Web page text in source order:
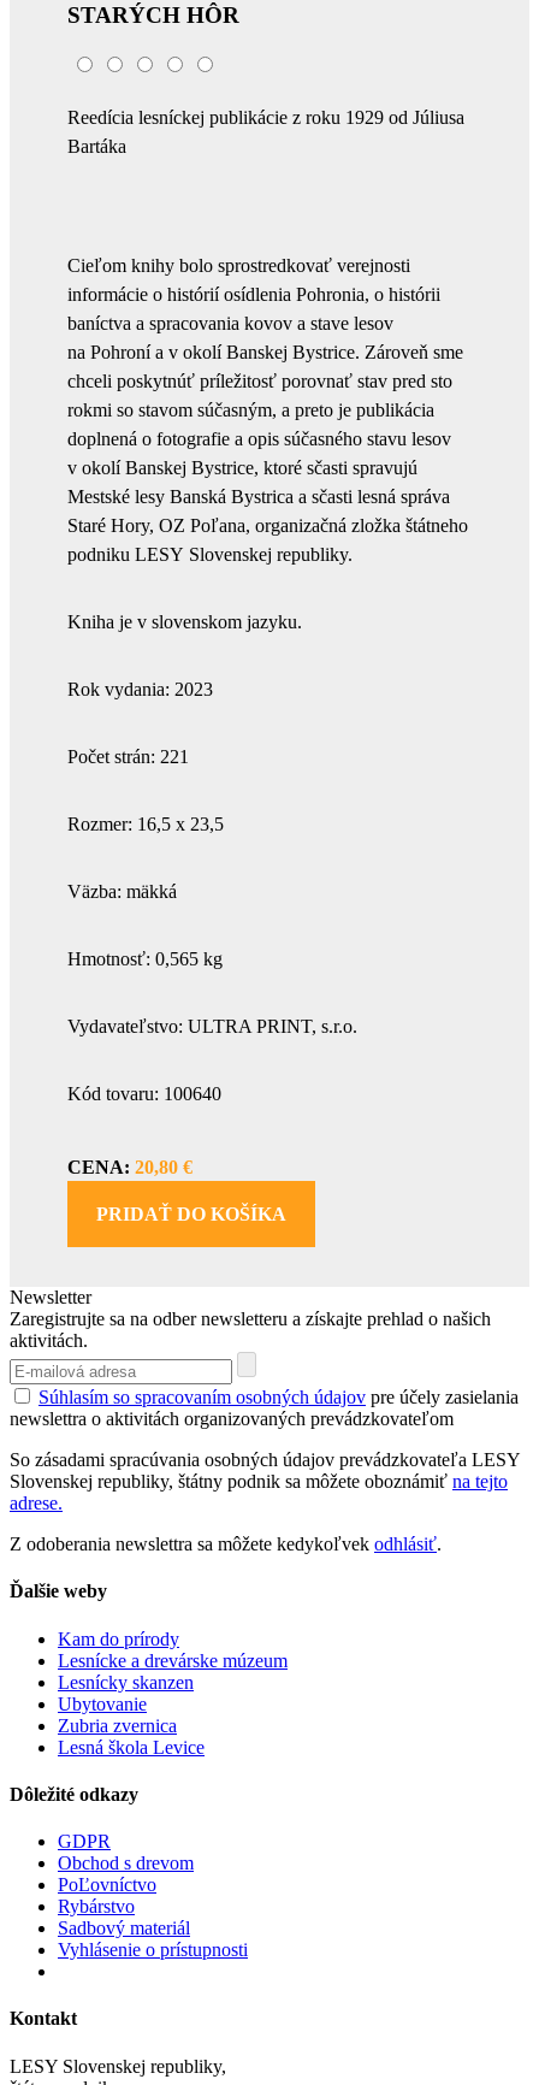
STARÝCH HÔR
Reedícia lesníckej publikácie z roku 1929 od Júliusa
Bartáka
Cieľom knihy bolo sprostredkovať verejnosti
informácie o histórií osídlenia Pohronia, o histórii
baníctva a spracovania kovov a stave lesov
na Pohroní a v okolí Banskej Bystrice. Zároveň sme
chceli poskytnúť príležitosť porovnať stav pred sto
rokmi so stavom súčasným, a preto je publikácia
doplnená o fotografie a opis súčasného stavu lesov
v okolí Banskej Bystrice, ktoré sčasti spravujú
Mestské lesy Banská Bystrica a sčasti lesná správa
Staré Hory, OZ Poľana, organizačná zložka štátneho
podniku LESY Slovenskej republiky.
Kniha je v slovenskom jazyku.
Rok vydania: 2023
Počet strán: 221
Rozmer: 16,5 x 23,5
Väzba: mäkká
Hmotnosť: 0,565 kg
Vydavateľstvo: ULTRA PRINT, s.r.o.
Kód tovaru: 100640
CENA: 20,80 €
PRIDAŤ DO KOŠÍKA
Newsletter
Zaregistrujte sa na odber newsletteru a získajte prehlad o našich
aktivitách.
Súhlasím so spracovaním osobných údajov pre účely zasielania
newslettra o aktivitách organizovaných prevádzkovateľom
So zásadami spracúvania osobných údajov prevádzkovateľa LESY
Slovenskej republiky, štátny podnik sa môžete oboznámiť na tejto
adrese.
Z odoberania newslettra sa môžete kedykoľvek odhlásiť.
Ďalšie weby
Kam do prírody
Lesnícke a drevárske múzeum
Lesnícky skanzen
Ubytovanie
Zubria zvernica
Lesná škola Levice
Dôležité odkazy
GDPR
Obchod s drevom
PoĽovníctvo
Rybárstvo
Sadbový materiál
Vyhlásenie o prístupnosti
Kontakt
LESY Slovenskej republiky,